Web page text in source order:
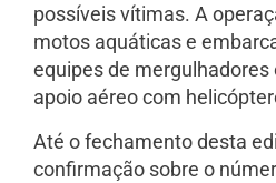
possíveis vítimas. A
motos aquáticas e
equipes de mergulhadores
apoio aéreo com
Até o fechamento desta
confirmação sobre o